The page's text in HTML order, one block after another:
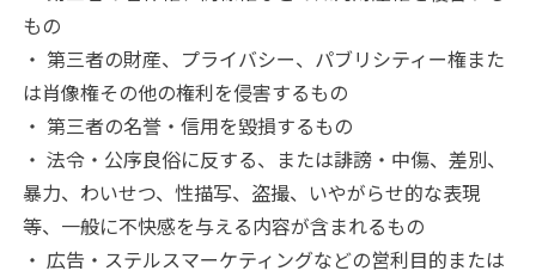
もの
・ 第三者の財産、プライバシー、パブリシティー権また
は肖像権その他の権利を侵害するもの
・ 第三者の名誉・信用を毀損するもの
・ 法令・公序良俗に反する、または誹謗・中傷、差別、
暴力、わいせつ、性描写、盗撮、いやがらせ的な表現
等、一般に不快感を与える内容が含まれるもの
・ 広告・ステルスマーケティングなどの営利目的または